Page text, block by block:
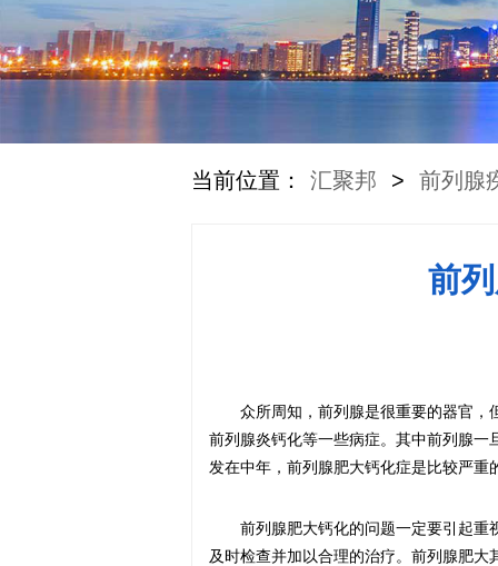
当前位置： 汇聚邦 > 前列腺
前
众所周知，前列腺是很重要的器官，
前列腺炎钙化等一些病症。其中前列腺
发在中年，前列腺肥大钙化症是比较严重
前列腺肥大钙化的问题一定要引起重
及时检查并加以合理的治疗。前列腺肥